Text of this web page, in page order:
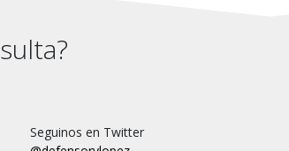
Seguinos en Twitter